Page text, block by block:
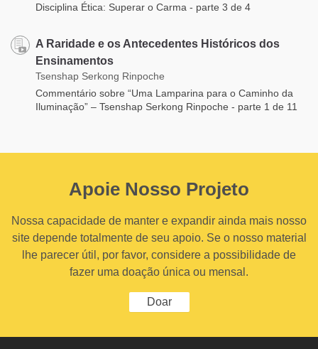
Disciplina Ética: Superar o Carma - parte 3 de 4
A Raridade e os Antecedentes Históricos dos
Ensinamentos
Tsenshap Serkong Rinpoche
Commentário sobre “Uma Lamparina para o Caminho da
Iluminação” – Tsenshap Serkong Rinpoche - parte 1 de 11
Apoie Nosso Projeto
Nossa capacidade de manter e expandir ainda mais nosso
site depende totalmente de seu apoio. Se o nosso material
lhe parecer útil, por favor, considere a possibilidade de
fazer uma doação única ou mensal.
Doar